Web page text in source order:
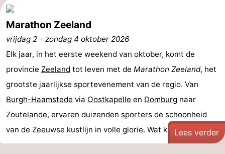
Marathon Zeeland
vrijdag 2 – zondag 4 oktober 2026
Elk jaar, in het eerste weekend van oktober, komt de
provincie Zeeland tot leven met de Marathon Zeeland, het
grootste jaarlijkse sportevenement van de regio. Van
Burgh-Haamstede via Oostkapelle en Domburg naar
Zoutelande, ervaren duizenden sporters de schoonheid
van de Zeeuwse kustlijn in volle glorie. Wat kun je ...Lees verder